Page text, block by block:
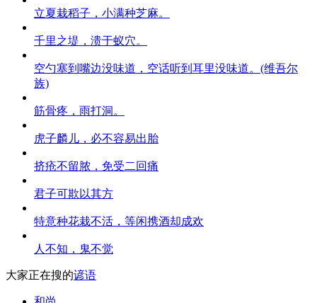
立夏栽稻子，小满种芝麻。
千里之堤，溃于蚁穴。
空勺塞到嘴边没味道，空话听到耳里没味道。(维吾尔
族)
筋骨疼，雨打洞。
虎子麟儿，必不容易出胎
挤疮不留脓，免受二回痛
君子可欺以其方
特意种花栽不活，等闲携酒却成欢
人不知，鬼不觉
大家正在搜的谚语